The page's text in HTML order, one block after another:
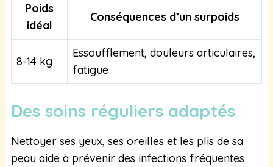
Poids
idéal
Conséquences d’un surpoids
8-14 kg
Essoufflement, douleurs articulaires,
fatigue
Des soins réguliers adaptés
Nettoyer ses yeux, ses oreilles et les plis de sa
peau aide à prévenir des infections fréquentes